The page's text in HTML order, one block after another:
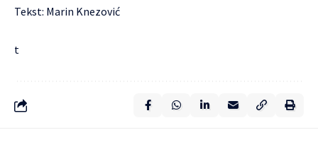
Tekst: Marin Knezović
t